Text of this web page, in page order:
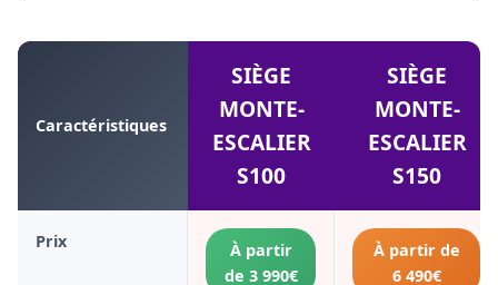
Caractéristiques
SIÈGE
MONTE-
ESCALIER
S100
SIÈGE
MONTE-
ESCALIER
S150
Prix
À partir
de 3 990€
À partir de
6 490€